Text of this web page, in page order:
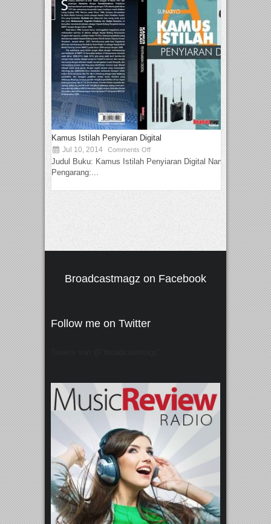
Kamus Istilah Penyiaran Digital
Jul 10, 2014 Comments Off
Judul Buku: Kamus Istilah Penyiaran Digital Nama
Pengarang:...
Broadcastmagz on Facebook
Follow me on Twitter